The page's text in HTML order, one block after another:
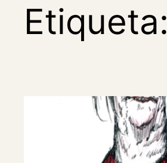
Etiqueta: